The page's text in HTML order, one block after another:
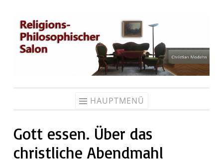
Zum
Inhalt
springen
HAUPTMENÜ
Gott essen. Über das
christliche Abendmahl